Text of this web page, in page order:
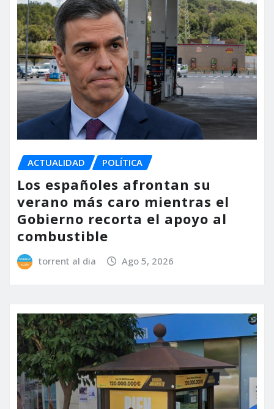
ACTUALIDAD POLÍTICA
Los españoles afrontan su
verano más caro mientras el
Gobierno recorta el apoyo al
combustible
torrent al dia Ago 5, 2026